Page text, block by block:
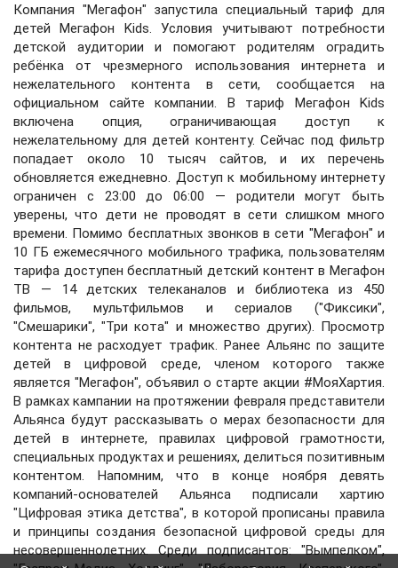
Компания "Мегафон" запустила специальный тариф для
детей Мегафон Kids. Условия учитывают потребности
детской аудитории и помогают родителям оградить
ребёнка от чрезмерного использования интернета и
нежелательного контента в сети, сообщается на
официальном сайте компании. В тариф Мегафон Kids
включена опция, ограничивающая доступ к
нежелательному для детей контенту. Сейчас под фильтр
попадает около 10 тысяч сайтов, и их перечень
обновляется ежедневно. Доступ к мобильному интернету
ограничен с 23:00 до 06:00 — родители могут быть
уверены, что дети не проводят в сети слишком много
времени. Помимо бесплатных звонков в сети "Мегафон" и
10 ГБ ежемесячного мобильного трафика, пользователям
тарифа доступен бесплатный детский контент в Мегафон
ТВ — 14 детских телеканалов и библиотека из 450
фильмов, мультфильмов и сериалов ("Фиксики",
"Смешарики", "Три кота" и множество других). Просмотр
контента не расходует трафик. Ранее Альянс по защите
детей в цифровой среде, членом которого также
является "Мегафон", объявил о старте акции #МояХартия.
В рамках кампании на протяжении февраля представители
Альянса будут рассказывать о мерах безопасности для
детей в интернете, правилах цифровой грамотности,
специальных продуктах и решениях, делиться позитивным
контентом. Напомним, что в конце ноября девять
компаний-основателей Альянса подписали хартию
"Цифровая этика детства", в которой прописаны правила
и принципы создания безопасной цифровой среды для
несовершеннолетних. Среди подписантов: "Вымпелком",